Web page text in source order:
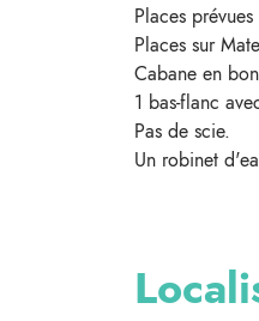
Places
Places sur
Cabane en
1 bas-flanc
Pas de scie.
Un robinet